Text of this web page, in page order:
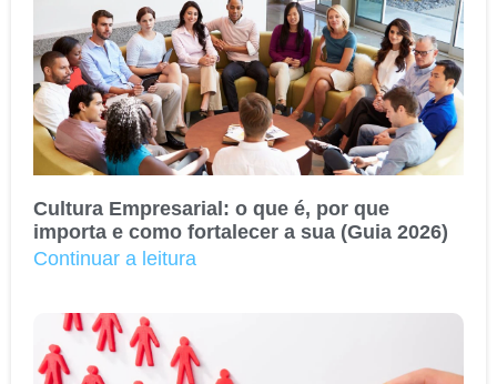
Cultura Empresarial: o que é, por que
importa e como fortalecer a sua (Guia 2026)
Continuar a leitura